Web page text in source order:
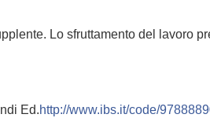
Lo sfruttamento del lavoro
Ed.http://www.ibs.it/code/